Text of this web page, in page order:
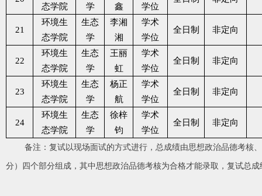
态学院
学
鑫
学位
21
环境生
态学院
生态
学
李湘
湘
学术
学位
全日制 非定向
22
环境生
态学院
生态
学
王丽
虹
学术
学位
全日制 非定向
23
环境生
态学院
生态
学
杨正
航
学术
学位
全日制 非定向
24
环境生
态学院
生态
学
徐梓
钧
学术
学位
全日制 非定向
备注：复试以现场面试的方式进行，总成绩由思想政治品德考核
分）四个部分组成，其中思想政治品德考核为合格才能录取， 复试总成